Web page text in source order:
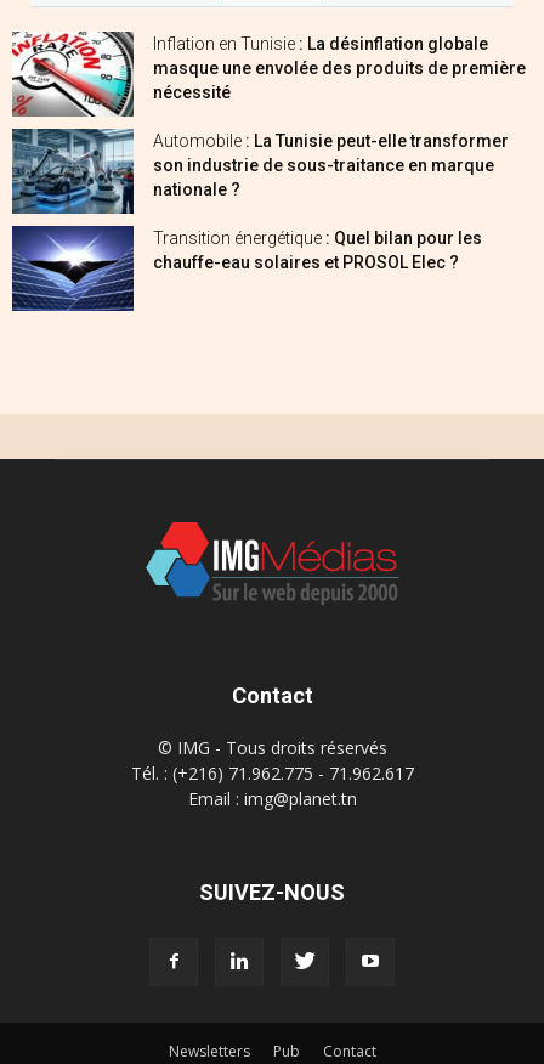
Inflation en Tunisie : La désinflation globale
masque une envolée des produits de première
nécessité
Automobile : La Tunisie peut-elle transformer
son industrie de sous-traitance en marque
nationale ?
Transition énergétique : Quel bilan pour les
chauffe-eau solaires et PROSOL Elec ?
Contact
© IMG - Tous droits réservés
Tél. : (+216) 71.962.775 - 71.962.617
Email : img@planet.tn
SUIVEZ-NOUS
Newsletters Pub
Contact